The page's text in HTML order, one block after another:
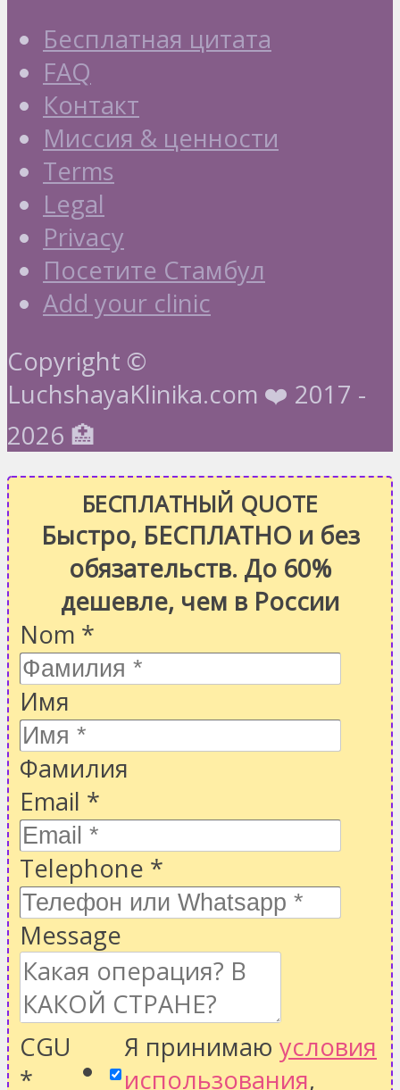
Бесплатная цитата
FAQ
Контакт
Миссия & ценности
Terms
Legal
Privacy
Посетите Стамбул
Add your clinic
Copyright ©
LuchshayaKlinika.com ❤️ 2017 -
2026 🏥
БЕСПЛАТНЫЙ QUOTE
Быстро, БЕСПЛАТНО и без
обязательств. До 60%
дешевле, чем в России
Nom *
Имя
Фамилия
Email *
Telephone *
Message
CGU
*
Я принимаю условия
использования,